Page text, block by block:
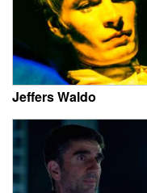
Jeffers Waldo